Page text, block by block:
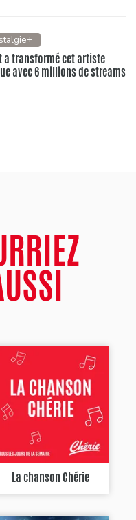
a transformé cet artiste
avec 6 millions de streams
La chanson Chérie